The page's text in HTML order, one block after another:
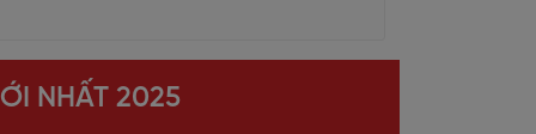
NHẤT 2025